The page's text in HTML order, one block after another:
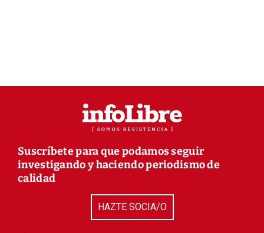
Suscríbete para que podamos seguir
investigando y haciendo periodismo de
calidad
HAZTE SOCIA/O